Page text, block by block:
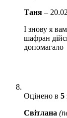
Таня –
І знову я
шафран
допомагало
Оцінено в 5
Світлана